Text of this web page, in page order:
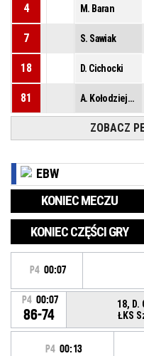
4 M. Baran
7 S. Sawiak
18 D. Cichocki
81 A. Kołodziejczyk
ZOBACZ
EBW
KONIEC MECZU
KONIEC CZĘŚCI GRY
P4 00:07
P4 00:07
86-74
18,
ŁKS
P4 00:13